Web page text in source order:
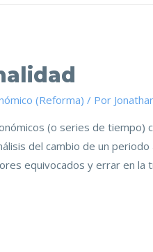
(Reforma) / Por
(o series de
del cambio de un
equivocados y errar en la